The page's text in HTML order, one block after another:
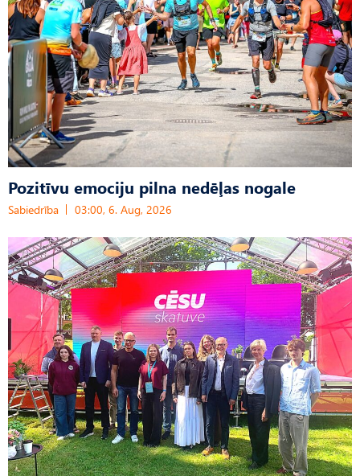
Pozitīvu emociju pilna nedēļas nogale
Sabiedrība 03:00, 6. Aug, 2026